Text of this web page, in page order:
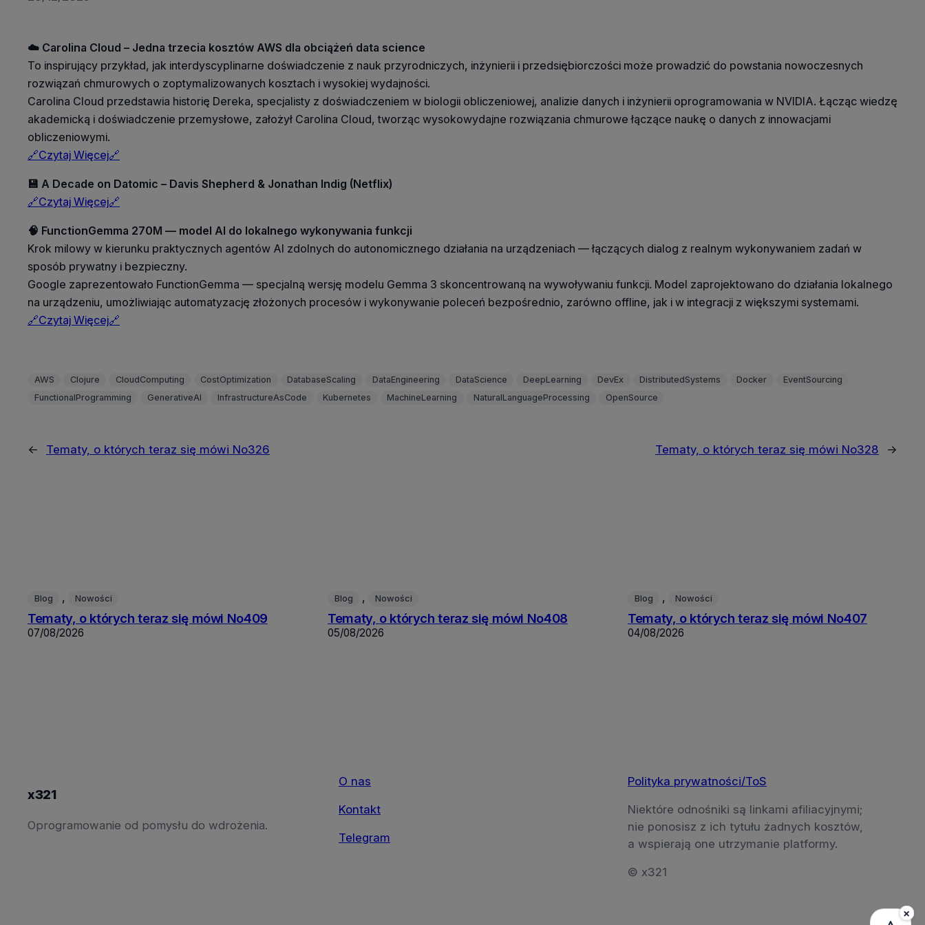
☁️ Carolina Cloud – Jedna trzecia kosztów AWS dla obciążeń data science
To inspirujący przykład, jak interdyscyplinarne doświadczenie z nauk przyrodniczych, inżynierii i przedsiębiorczości może prowadzić do powstania nowoczesnych
rozwiązań chmurowych o zoptymalizowanych kosztach i wysokiej wydajności.
Carolina Cloud przedstawia historię Dereka, specjalisty z doświadczeniem w biologii obliczeniowej, analizie danych i inżynierii oprogramowania w NVIDIA. Łącząc wiedzę
akademicką i doświadczenie przemysłowe, założył Carolina Cloud, tworząc wysokowydajne rozwiązania chmurowe łączące naukę o danych z innowacjami
obliczeniowymi.
🔗Czytaj Więcej🔗
💾 A Decade on Datomic – Davis Shepherd & Jonathan Indig (Netflix)
🔗Czytaj Więcej🔗
🧠 FunctionGemma 270M — model AI do lokalnego wykonywania funkcji
Krok milowy w kierunku praktycznych agentów AI zdolnych do autonomicznego działania na urządzeniach — łączących dialog z realnym wykonywaniem zadań w
sposób prywatny i bezpieczny.
Google zaprezentowało FunctionGemma — specjalną wersję modelu Gemma 3 skoncentrowaną na wywoływaniu funkcji. Model zaprojektowano do działania lokalnego
na urządzeniu, umożliwiając automatyzację złożonych procesów i wykonywanie poleceń bezpośrednio, zarówno offline, jak i w integracji z większymi systemami.
🔗Czytaj Więcej🔗
AWS Clojure CloudComputing CostOptimization DatabaseScaling DataEngineering DataScience DeepLearning DevEx DistributedSystems Docker
EventSourcing
FunctionalProgramming
GenerativeAI InfrastructureAsCode Kubernetes MachineLearning NaturalLanguageProcessing OpenSource
← Tematy, o których teraz się mówi No326 Tematy, o których teraz się mówi No328 →
Blog , Nowości
Tematy, o których teraz się mówi No409
07/08/2026
Blog , Nowości
Tematy, o których teraz się mówi No408
05/08/2026
Blog , Nowości
Tematy, o których teraz się mówi No407
04/08/2026
x321
Oprogramowanie od pomysłu do wdrożenia.
O nas
Kontakt
Telegram
Polityka prywatności/ToS
Niektóre odnośniki są linkami afiliacyjnymi;
nie ponosisz z ich tytułu żadnych kosztów,
a wspierają one utrzymanie platformy.
© x321
×